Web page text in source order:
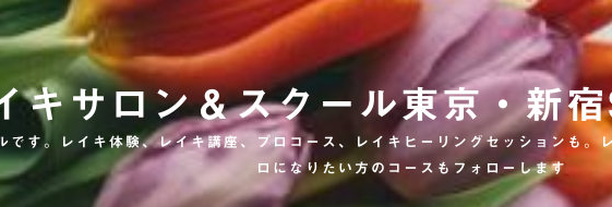
キサロン＆スクール東京・新
です。レイキ体験、レイキ講座、プロコース、レイキヒーリングセッションも
ロになりたい方のコースもフォローします